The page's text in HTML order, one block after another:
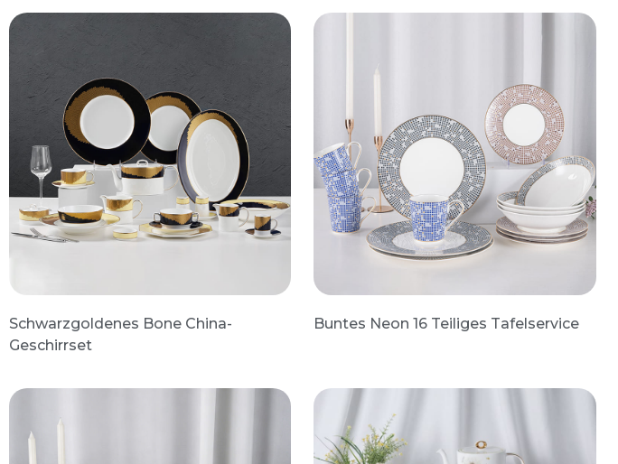
Schwarzgoldenes Bone China-
Geschirrset
Buntes Neon 16 Teiliges Tafelservice